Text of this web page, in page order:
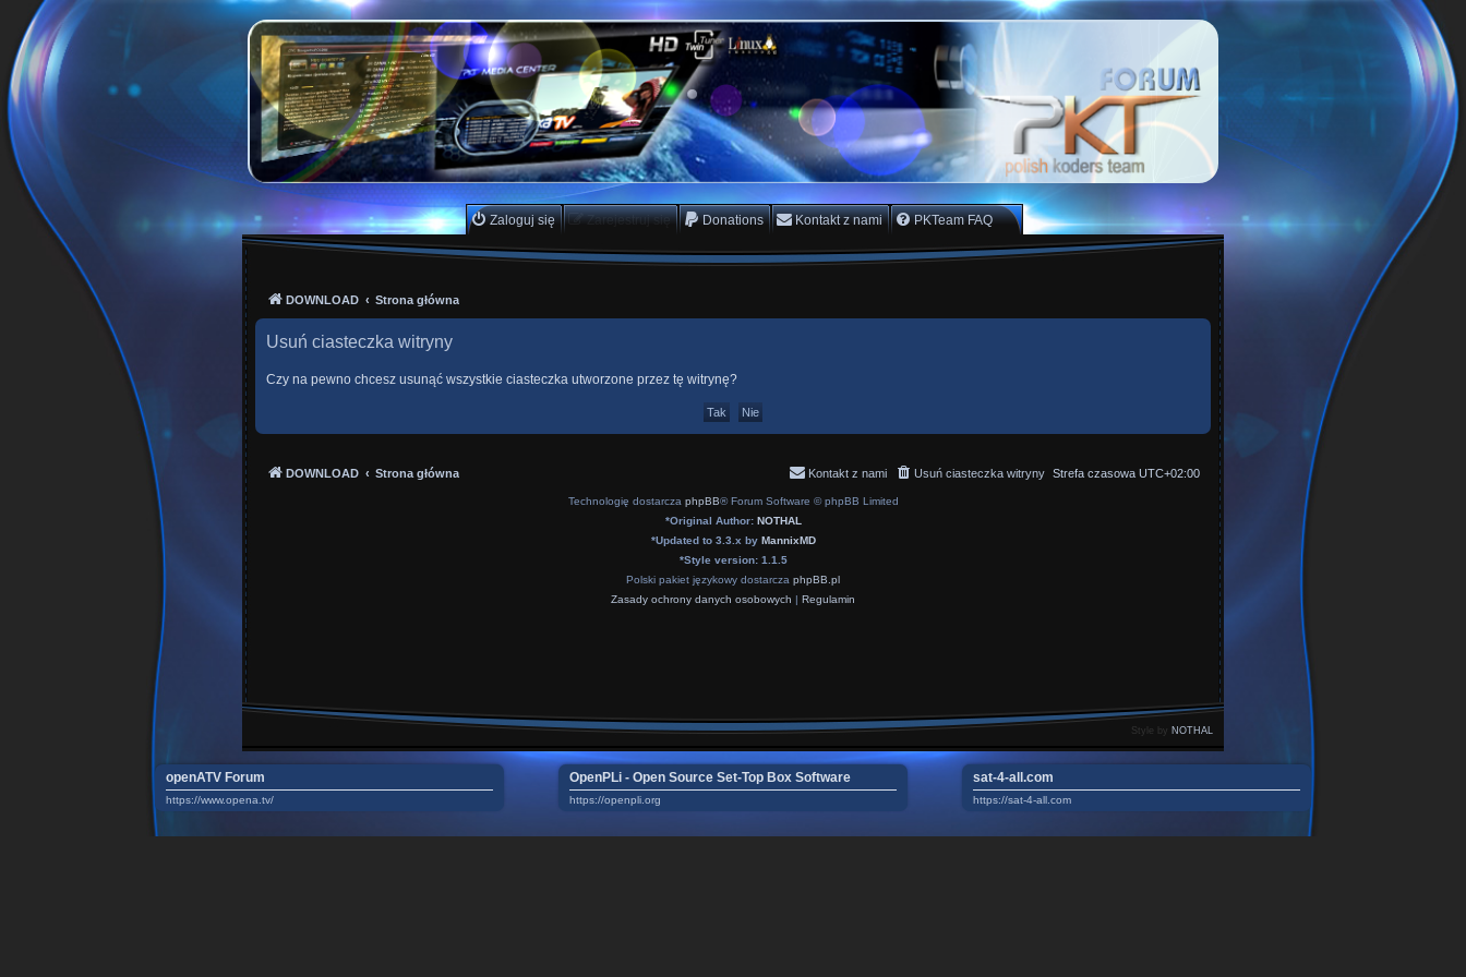
PKTeam - Polish Koders Team
Hyperion, Enigma, E2, PKT, listy kanałów, oscam
Zaloguj się Zarejestruj się Donations Kontakt z nami PKTeam FAQ
DOWNLOAD Strona główna
Usuń ciasteczka witryny
Czy na pewno chcesz usunąć wszystkie ciasteczka utworzone przez tę witrynę?
DOWNLOAD Strona główna Strefa czasowa UTC+02:00
Usuń ciasteczka witryny
Kontakt z nami
Technologię dostarcza phpBB® Forum Software © phpBB Limited
*Original Author: NOTHAL
*Updated to 3.3.x by MannixMD
*Style version: 1.1.5
Polski pakiet językowy dostarcza phpBB.pl
Zasady ochrony danych osobowych | Regulamin
Style by NOTHAL
openATV Forum
https://www.opena.tv/
OpenPLi - Open Source Set-Top Box Software
https://openpli.org
sat-4-all.com
https://sat-4-all.com